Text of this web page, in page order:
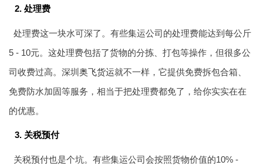
2. 处理费
处理费这一块水可深了。有些集运公司的处理费能达到每公斤
5 - 10元。这处理费包括了货物的分拣、打包等操作，但很多公
司收费过高。深圳 奥飞货运就不一样，它提供免费拆包合箱、
免费防水加固等服务，相当于把处理费都免了，给你实实在在
的优惠。
3. 关税预付
关税预付也是个坑。有些集运公司会按照货物价值的10% -